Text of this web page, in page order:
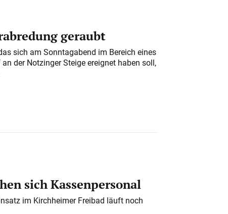
geraubt
sich am Sonntagabend im Bereich eines
der Notzinger Steige ereignet haben soll,
sich Kassenpersonal
im Kirchheimer Freibad läuft noch